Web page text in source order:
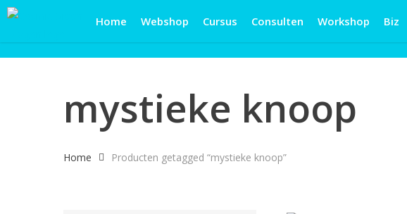
Skip
Home Webshop Cursus Consulten Workshop Biz
mystieke knoop
Home Producten getagged “mystieke knoop”